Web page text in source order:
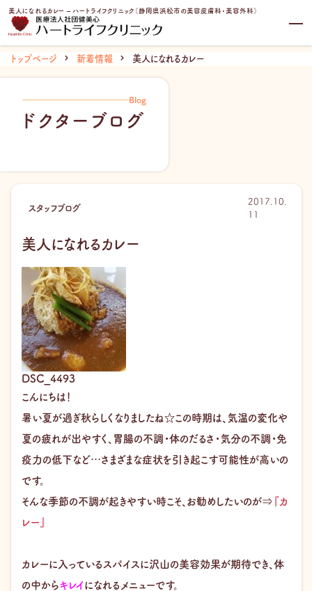
内美人になれるカレー – ハートライフクリニック（静岡県浜松市の美容皮膚科・美容外科）
トップページ 新着情報 美人になれるカレー
Blog
ドクターブログ
スタッフブログ
2017.10.
11
美人になれるカレー
DSC_4493
こんにちは！
暑い夏が過ぎ秋らしくなりましたね☆この時期は、気温の変化や
夏の疲れが出やすく、胃腸の不調・体のだるさ・気分の不調・免
疫力の低下など…さまざまな症状を引き起こす可能性が高いの
です。
そんな季節の不調が起きやすい時こそ、お勧めしたいのが⇒ 『カ
レー』
カレーに入っているスパイスに沢山の美容効果が期待でき、体
の中から キレイ になれるメニューです。